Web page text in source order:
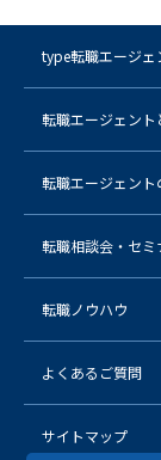
type転職エージェ
転職エージェント
転職エージェント
転職相談会・セミ
転職ノウハウ
よくあるご質問
サイトマップ